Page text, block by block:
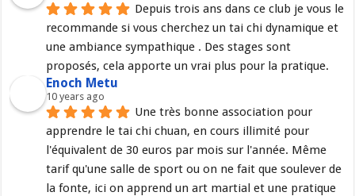
Depuis trois ans dans ce club je vous le
recommande si vous cherchez un tai chi dynamique et
une ambiance sympathique . Des stages sont
proposés, cela apporte un vrai plus pour la pratique.
Enoch Metu
10 years ago
Une très bonne association pour
apprendre le tai chi chuan, en cours illimité pour
l'équivalent de 30 euros par mois sur l'année. Même
tarif qu'une salle de sport ou on ne fait que soulever de
la fonte, ici on apprend un art martial et une pratique